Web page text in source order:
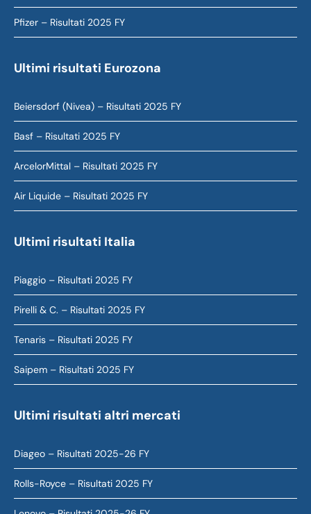
Pfizer – Risultati 2025 FY
Ultimi risultati Eurozona
Beiersdorf (Nivea) – Risultati 2025 FY
Basf – Risultati 2025 FY
ArcelorMittal – Risultati 2025 FY
Air Liquide – Risultati 2025 FY
Ultimi risultati Italia
Piaggio – Risultati 2025 FY
Pirelli & C. – Risultati 2025 FY
Tenaris – Risultati 2025 FY
Saipem – Risultati 2025 FY
Ultimi risultati altri mercati
Diageo – Risultati 2025-26 FY
Rolls-Royce – Risultati 2025 FY